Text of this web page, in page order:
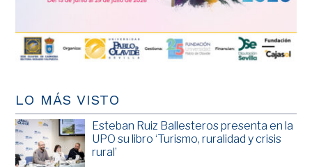
LO MÁS VISTO
Esteban Ruiz Ballesteros presenta en la
UPO su libro ‘Turismo, ruralidad y crisis
rural’